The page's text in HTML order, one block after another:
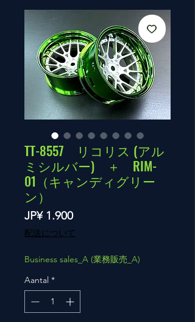
TT-8557 リコリス (アル
ミシルバー) ＋ RIM-
01（キャンディグリー
ン）
JP¥ 1.900Prijs
配送について
Business sales_A (業務販売_A)
Aantal *